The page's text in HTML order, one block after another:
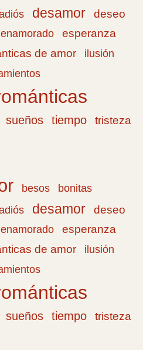
desamor deseo
enamorado esperanza
de amor
ilusión
sueños tiempo
tristeza
besos
bonitas
desamor deseo
enamorado esperanza
de amor
ilusión
sueños tiempo
tristeza